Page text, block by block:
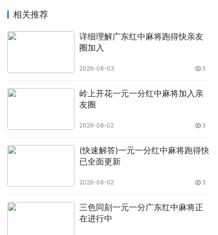
相关推荐
详细理解广东红中麻将跑得快亲友
圈加入
2026-08-03 3
岭上开花一元一分红中麻将加入亲
友圈
2026-08-02 3
(快速解答)一元一分红中麻将跑得快
已全面更新
2026-08-02 3
三色同刻一元一分广东红中麻将正
在进行中